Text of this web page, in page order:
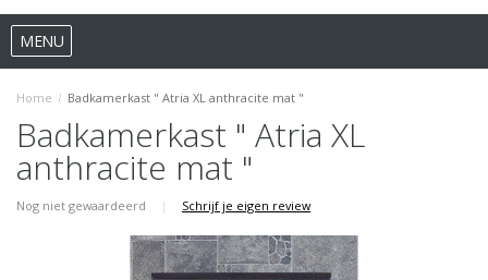
MENU
Home / Badkamerkast " Atria XL anthracite mat "
Badkamerkast " Atria XL
anthracite mat "
Nog niet gewaardeerd | Schrijf je eigen review